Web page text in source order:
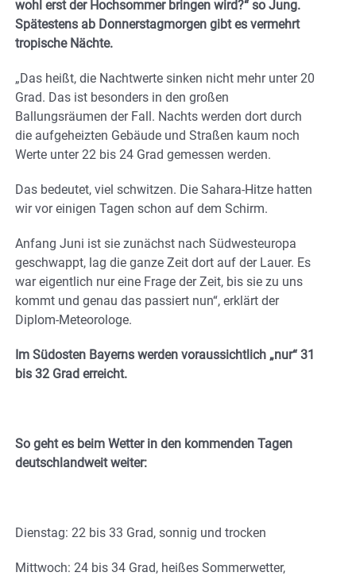
wohl erst der Hochsommer bringen wird?“ so Jung.
Spätestens ab Donnerstagmorgen gibt es vermehrt
tropische Nächte.
„Das heißt, die Nachtwerte sinken nicht mehr unter 20
Grad. Das ist besonders in den großen
Ballungsräumen der Fall. Nachts werden dort durch
die aufgeheizten Gebäude und Straßen kaum noch
Werte unter 22 bis 24 Grad gemessen werden.
Das bedeutet, viel schwitzen. Die Sahara-Hitze hatten
wir vor einigen Tagen schon auf dem Schirm.
Anfang Juni ist sie zunächst nach Südwesteuropa
geschwappt, lag die ganze Zeit dort auf der Lauer. Es
war eigentlich nur eine Frage der Zeit, bis sie zu uns
kommt und genau das passiert nun“, erklärt der
Diplom-Meteorologe.
Im Südosten Bayerns werden voraussichtlich „nur“ 31
bis 32 Grad erreicht.
So geht es beim Wetter in den kommenden Tagen
deutschlandweit weiter:
Dienstag: 22 bis 33 Grad, sonnig und trocken
Mittwoch: 24 bis 34 Grad, heißes Sommerwetter,